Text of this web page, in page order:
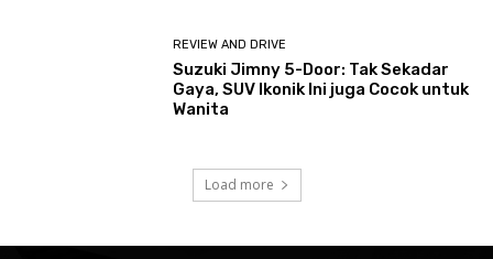
REVIEW AND DRIVE
Suzuki Jimny 5-Door: Tak Sekadar
Gaya, SUV Ikonik Ini juga Cocok untuk
Wanita
Load more